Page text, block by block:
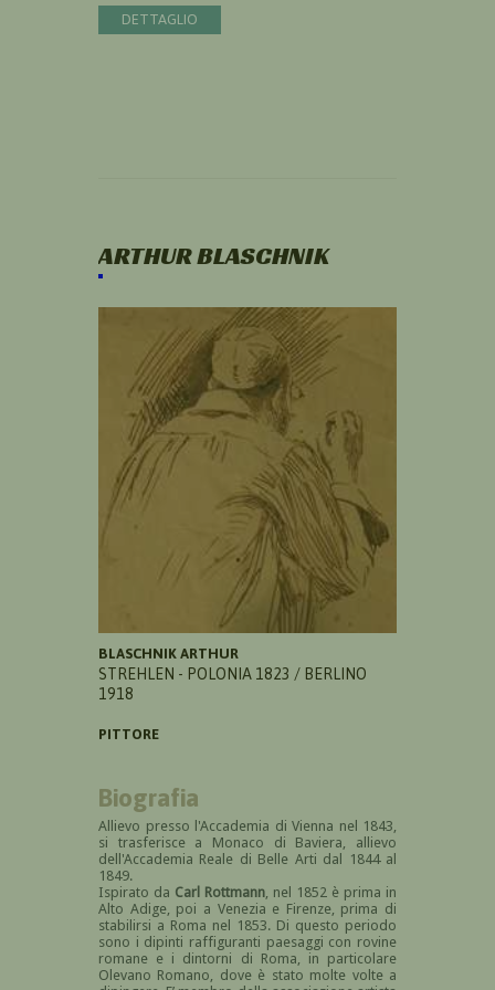
DETTAGLIO
ARTHUR BLASCHNIK
BLASCHNIK ARTHUR
STREHLEN - POLONIA 1823 / BERLINO
1918
PITTORE
Biografia
Allievo presso l'Accademia di Vienna nel 1843,
si trasferisce a Monaco di Baviera, allievo
dell'Accademia Reale di Belle Arti dal 1844 al
1849.
Ispirato da Carl Rottmann, nel 1852 è prima in
Alto Adige, poi a Venezia e Firenze, prima di
stabilirsi a Roma nel 1853. Di questo periodo
sono i dipinti raffiguranti paesaggi con rovine
romane e i dintorni di Roma, in particolare
Olevano Romano, dove è stato molte volte a